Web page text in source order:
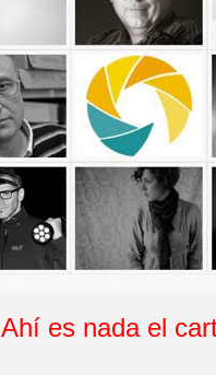
Ahí es nada el